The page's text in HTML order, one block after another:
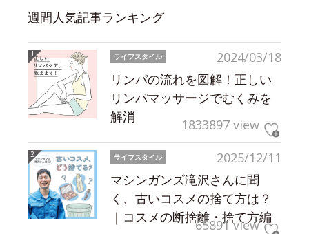
週間人気記事ランキング
2024/03/18
ライフスタイル
リンパの流れを図解！正しい
リンパマッサージでむくみを
解消
1833897 view
2025/12/11
ライフスタイル
マシンガンズ滝沢さんに聞
く、古いコスメの捨て方は？
｜コスメの断捨離・捨て方編
65891 view